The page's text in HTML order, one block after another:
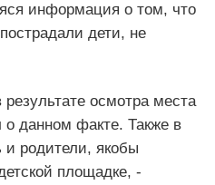
информация о том, что
дети, не
осмотра места
о данном факте. Также в
родители, якобы
площадке, -